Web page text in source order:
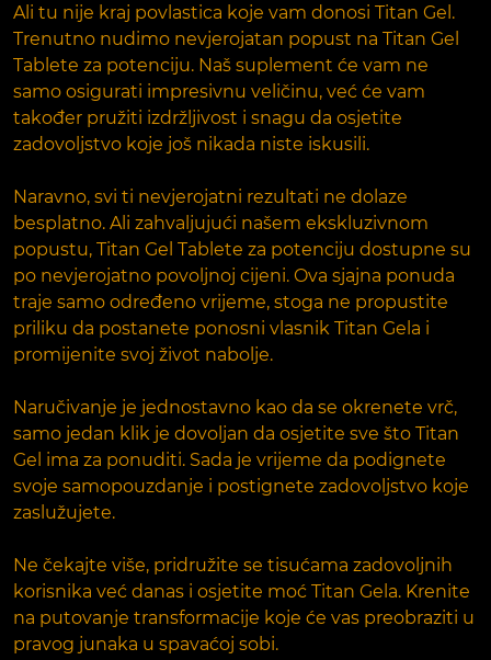
Ali tu nije kraj povlastica koje vam donosi Titan Gel.
Trenutno nudimo nevjerojatan popust na Titan Gel
Tablete za potenciju. Naš suplement će vam ne
samo osigurati impresivnu veličinu, već će vam
također pružiti izdržljivost i snagu da osjetite
zadovoljstvo koje još nikada niste iskusili.
Naravno, svi ti nevjerojatni rezultati ne dolaze
besplatno. Ali zahvaljujući našem ekskluzivnom
popustu, Titan Gel Tablete za potenciju dostupne su
po nevjerojatno povoljnoj cijeni. Ova sjajna ponuda
traje samo određeno vrijeme, stoga ne propustite
priliku da postanete ponosni vlasnik Titan Gela i
promijenite svoj život nabolje.
Naručivanje je jednostavno kao da se okrenete vrč,
samo jedan klik je dovoljan da osjetite sve što Titan
Gel ima za ponuditi. Sada je vrijeme da podignete
svoje samopouzdanje i postignete zadovoljstvo koje
zaslužujete.
Ne čekajte više, pridružite se tisućama zadovoljnih
korisnika već danas i osjetite moć Titan Gela. Krenite
na putovanje transformacije koje će vas preobraziti u
pravog junaka u spavaćoj sobi.